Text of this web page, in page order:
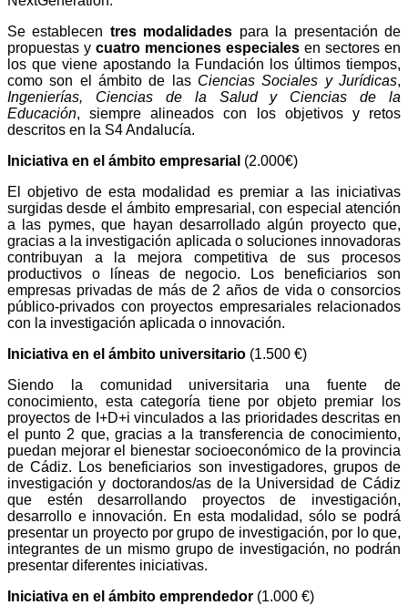
Se establecen tres modalidades para la presentación de
propuestas y cuatro menciones especiales en sectores en
los que viene apostando la Fundación los últimos tiempos,
como son el ámbito de las Ciencias Sociales y Jurídicas,
Ingenierías, Ciencias de la Salud y Ciencias de la
Educación, siempre alineados con los objetivos y retos
descritos en la S4 Andalucía.
Iniciativa en el ámbito empresarial (2.000€)
El objetivo de esta modalidad es premiar a las iniciativas
surgidas desde el ámbito empresarial, con especial atención
a las pymes, que hayan desarrollado algún proyecto que,
gracias a la investigación aplicada o soluciones innovadoras
contribuyan a la mejora competitiva de sus procesos
productivos o líneas de negocio. Los beneficiarios son
empresas privadas de más de 2 años de vida o consorcios
público-privados con proyectos empresariales relacionados
con la investigación aplicada o innovación.
Iniciativa en el ámbito universitario (1.500 €)
Siendo la comunidad universitaria una fuente de
conocimiento, esta categoría tiene por objeto premiar los
proyectos de I+D+i vinculados a las prioridades descritas en
el punto 2 que, gracias a la transferencia de conocimiento,
puedan mejorar el bienestar socioeconómico de la provincia
de Cádiz. Los beneficiarios son investigadores, grupos de
investigación y doctorandos/as de la Universidad de Cádiz
que estén desarrollando proyectos de investigación,
desarrollo e innovación. En esta modalidad, sólo se podrá
presentar un proyecto por grupo de investigación, por lo que,
integrantes de un mismo grupo de investigación, no podrán
presentar diferentes iniciativas.
Iniciativa en el ámbito emprendedor (1.000 €)